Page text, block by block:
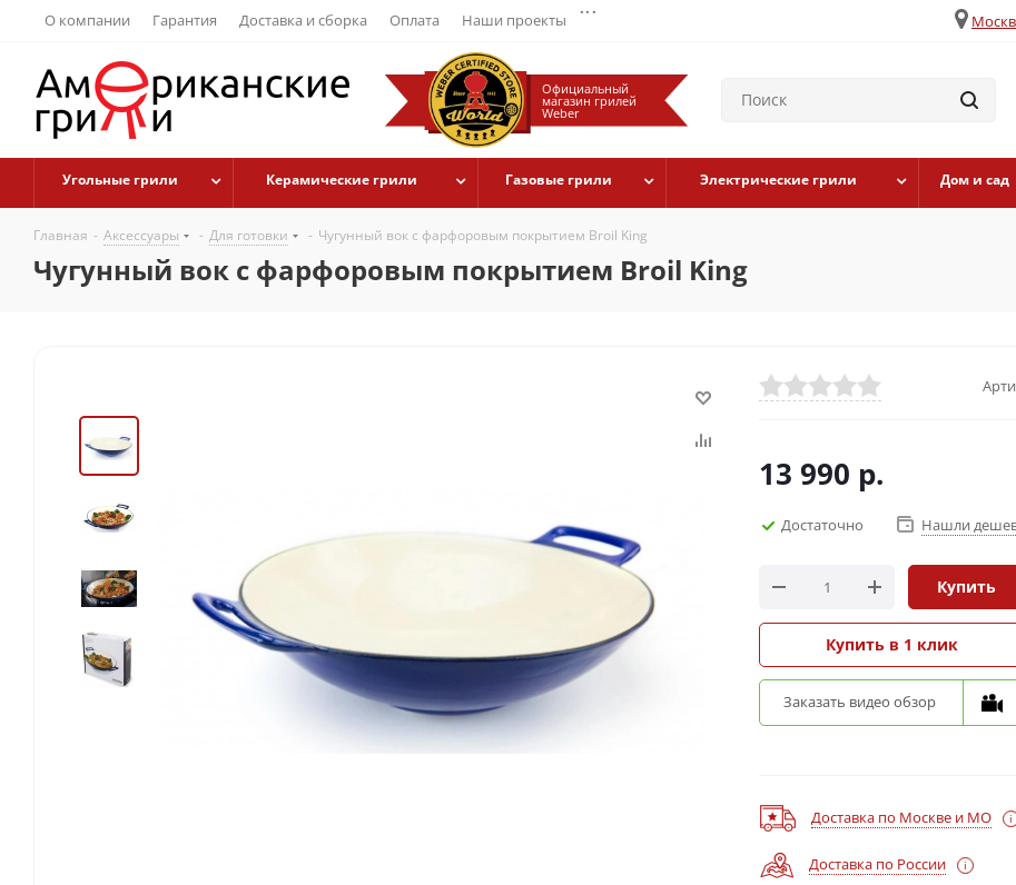
О компании Гарантия Доставка и сборка Оплата Наши проекты
...
Официальный
магазин грилей
Weber
Угольные грили Керамические грили Газовые грили Электрические грили Дом и сад
Главная - Аксессуары - Для готовки - Чугунный вок с фарфоровым покрытием Broil King
Чугунный вок с фарфоровым покрытием Broil King
13 990 р.
Достаточно Нашли
Купить
Купить в 1 клик
Заказать видео обзор
Доставка по Москве и МО
Доставка по России